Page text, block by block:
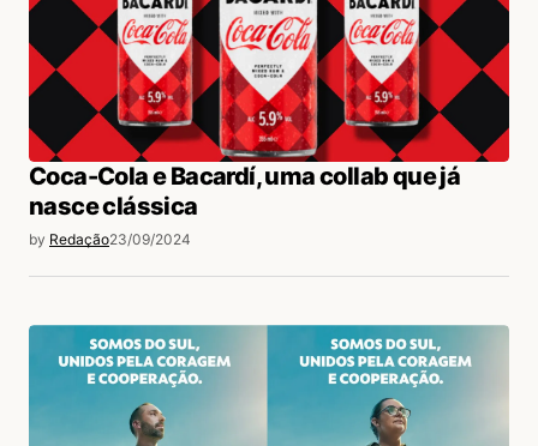
Coca-Cola e Bacardí, uma collab que já
nasce clássica
by Redação23/09/2024